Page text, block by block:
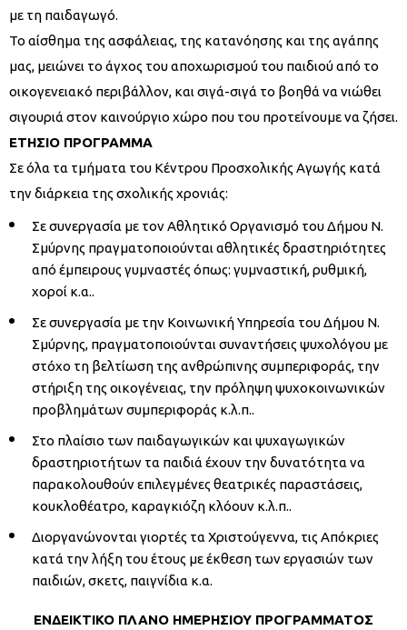
με τη παιδαγωγό.
Το αίσθημα της ασφάλειας, της κατανόησης και της αγάπης
μας, μειώνει το άγχος του αποχωρισμού του παιδιού από το
οικογενειακό περιβάλλον, και σιγά-σιγά το βοηθά να νιώθει
σιγουριά στον καινούργιο χώρο που του προτείνουμε να ζήσει.
ΕΤΗΣΙΟ ΠΡΟΓΡΑΜΜΑ
Σε όλα τα τμήματα του Κέντρου Προσχολικής Αγωγής κατά
την διάρκεια της σχολικής χρονιάς:
Σε συνεργασία με τον Αθλητικό Οργανισμό του Δήμου Ν.
Σμύρνης πραγματοποιούνται αθλητικές δραστηριότητες
από έμπειρους γυμναστές όπως: γυμναστική, ρυθμική,
χοροί κ.α..
Σε συνεργασία με την Κοινωνική Υπηρεσία του Δήμου Ν.
Σμύρνης, πραγματοποιούνται συναντήσεις ψυχολόγου με
στόχο τη βελτίωση της ανθρώπινης συμπεριφοράς, την
στήριξη της οικογένειας, την πρόληψη ψυχοκοινωνικών
προβλημάτων συμπεριφοράς κ.λ.π..
Στο πλαίσιο των παιδαγωγικών και ψυχαγωγικών
δραστηριοτήτων τα παιδιά έχουν την δυνατότητα να
παρακολουθούν επιλεγμένες θεατρικές παραστάσεις,
κουκλοθέατρο, καραγκιόζη κλόουν κ.λ.π..
Διοργανώνονται γιορτές τα Χριστούγεννα, τις Απόκριες
κατά την λήξη του έτους με έκθεση των εργασιών των
παιδιών, σκετς, παιγνίδια κ.α.
ΕΝΔΕΙΚΤΙΚΟ ΠΛΑΝΟ ΗΜΕΡΗΣΙΟΥ ΠΡΟΓΡΑΜΜΑΤΟΣ